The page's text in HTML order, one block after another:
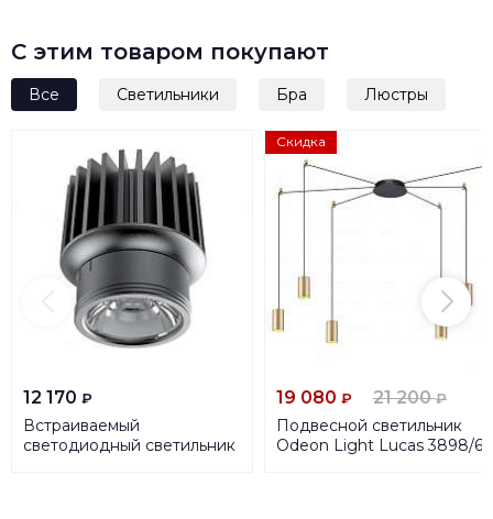
С этим товаром покупают
Все Светильники Бра Люстры
12 170 ₽
Встраиваемый
светодиодный светильник
Скидка
19 080 ₽ 21 200₽
Подвесной светильник
Odeon Light Lucas 3898/6